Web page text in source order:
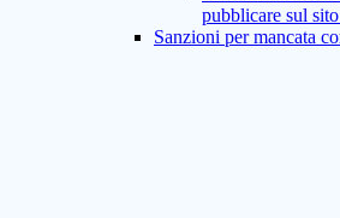
pubblicare sul
Sanzioni per mancata